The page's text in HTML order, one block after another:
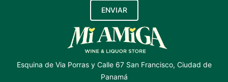
ENVIAR
Esquina de Via Porras y Calle 67 San Francisco, Ciudad de
Panamá